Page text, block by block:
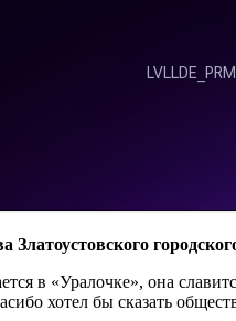
в «Уралочке», она
хотел бы сказать